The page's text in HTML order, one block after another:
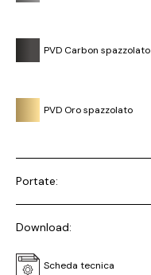
PVD Carbon spazzolato
PVD Oro spazzolato
Portate:
Download:
Scheda tecnica